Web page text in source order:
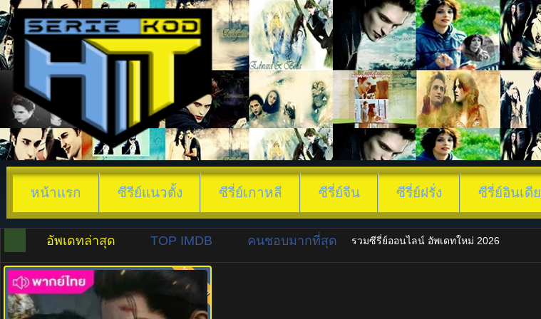
หน้าแรก ซีรีย์แนวตั้ง ซีรี่ย์เกาหลี ซีรี่ย์จีน ซีรี่ย์ฝรั่ง ซีรี่ย์อินเดีย
อัพเดทล่าสุด TOP IMDB คนชอบมากที่สุด รวมซีรี่ย์ออนไลน์ อัพเดทใหม่ 2026
8.0 พากย์ไทย